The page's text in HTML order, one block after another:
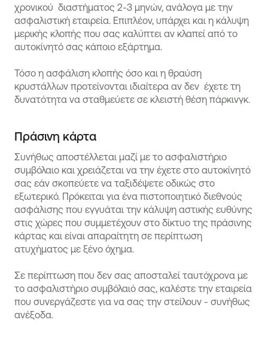
χρονικού διαστήματος 2-3 μηνών, ανάλογα με την
ασφαλιστική εταιρεία. Επιπλέον, υπάρχει και η κάλυψη
μερικής κλοπής που σας καλύπτει αν κλαπεί από το
αυτοκίνητό σας κάποιο εξάρτημα.
Τόσο η ασφάλιση κλοπής όσο και η θραύση
κρυστάλλων προτείνονται ιδιαίτερα αν δεν έχετε τη
δυνατότητα να σταθμεύετε σε κλειστή θέση πάρκινγκ.
Πράσινη κάρτα
Συνήθως αποστέλλεται μαζί με το ασφαλιστήριο
συμβόλαιο και χρειάζεται να την έχετε στο αυτοκίνητό
σας εάν σκοπεύετε να ταξιδέψετε οδικώς στο
εξωτερικό. Πρόκειται για ένα πιστοποιητικό διεθνούς
ασφάλισης που εγγυάται την κάλυψη αστικής ευθύνης
στις χώρες που συμμετέχουν στο δίκτυο της πράσινης
κάρτας και είναι απαραίτητη σε περίπτωση
ατυχήματος με ξένο όχημα.
Σε περίπτωση που δεν σας αποσταλεί ταυτόχρονα με
το ασφαλιστήριο συμβόλαιό σας, καλέστε την εταιρεία
που συνεργάζεστε για να σας την στείλουν - συνήθως
ανέξοδα.